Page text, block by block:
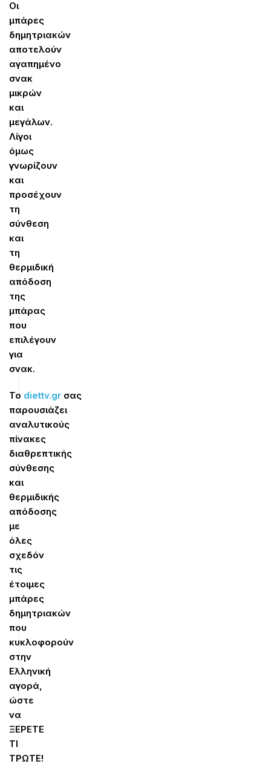
Οι
μπάρες
δημητριακών
αποτελούν
αγαπημένο
σνακ
μικρών
και
μεγάλων.
Λίγοι
όμως
γνωρίζουν
και
προσέχουν
τη
σύνθεση
και
τη
θερμιδική
απόδοση
της
μπάρας
που
επιλέγουν
για
σνακ.
Το diettv.gr σας
παρουσιάζει
αναλυτικούς
πίνακες
διαθρεπτικής
σύνθεσης
και
θερμιδικής
απόδοσης
με
όλες
σχεδόν
τις
έτοιμες
μπάρες
δημητριακών
που
κυκλοφορούν
στην
Ελληνική
αγορά,
ώστε
να
ΞΕΡΕΤΕ
ΤΙ
ΤΡΩΤΕ!